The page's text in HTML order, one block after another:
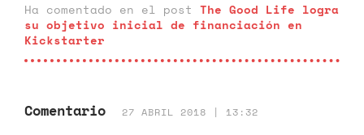
Ha comentado en el post The Good Life logra
su objetivo inicial de financiación en
Kickstarter
Comentario 27 ABRIL 2018 | 13:32